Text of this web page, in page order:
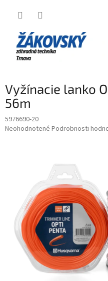
Vyžínacie lanko
56m
5976690-20
Priemerné hodnotenie produktu
Neohodnotené Podrobnosti